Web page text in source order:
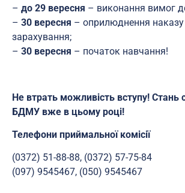
– до 29 вересня – виконання вимог
– 30 вересня – оприлюднення наказу
зарахування;
– 30 вересня – початок навчання!
Не втрать можливість вступу! Стань
БДМУ вже в цьому році!
Телефони приймальної комісії
(0372) 51-88-88, (0372) 57-75-84
(097) 9545467, (050) 9545467